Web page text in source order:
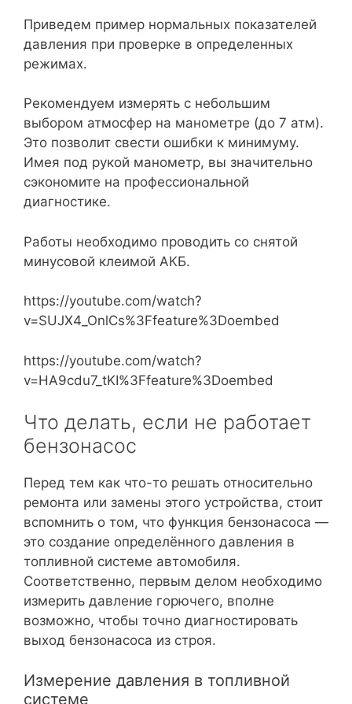
Приведем пример нормальных показателей
давления при проверке в определенных
режимах.
Рекомендуем измерять с небольшим
выбором атмосфер на манометре (до 7 атм).
Это позволит свести ошибки к минимуму.
Имея под рукой манометр, вы значительно
сэкономите на профессиональной
диагностике.
Работы необходимо проводить со снятой
минусовой клеимой АКБ.
https://youtube.com/watch?
v=SUJX4_OnlCs%3Ffeature%3Doembed
https://youtube.com/watch?
v=HA9cdu7_tKI%3Ffeature%3Doembed
Что делать, если не работает
бензонасос
Перед тем как что-то решать относительно
ремонта или замены этого устройства, стоит
вспомнить о том, что функция бензонасоса —
это создание определённого давления в
топливной системе автомобиля.
Соответственно, первым делом необходимо
измерить давление горючего, вполне
возможно, чтобы точно диагностировать
выход бензонасоса из строя.
Измерение давления в топливной
системе